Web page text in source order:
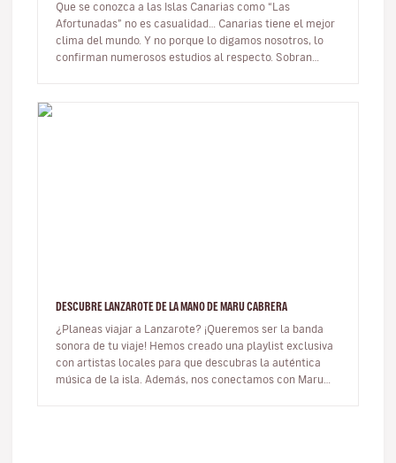
Que se conozca a las Islas Canarias como “Las
Afortunadas” no es casualidad… Canarias tiene el mejor
clima del mundo. Y no porque lo digamos nosotros, lo
confirman numerosos estudios al respecto. Sobran
DESCUBRE LANZAROTE DE LA MANO DE MARU CABRERA
¿Planeas viajar a Lanzarote? ¡Queremos ser la banda
sonora de tu viaje! Hemos creado una playlist exclusiva
con artistas locales para que descubras la auténtica
música de la isla. Además, nos conectamos con Maru